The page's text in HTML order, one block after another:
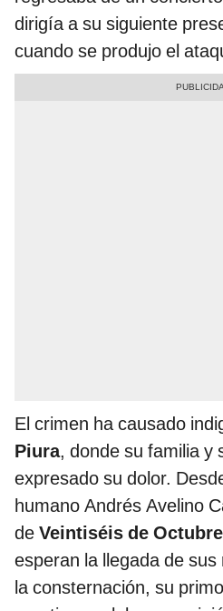
dirigía a su siguiente
cuando se produjo el
El crimen ha causado
Piura, donde su familia y
expresado su dolor.
humano Andrés Avelino
de Veintiséis de Octubre
esperan la llegada de
la consternación, su